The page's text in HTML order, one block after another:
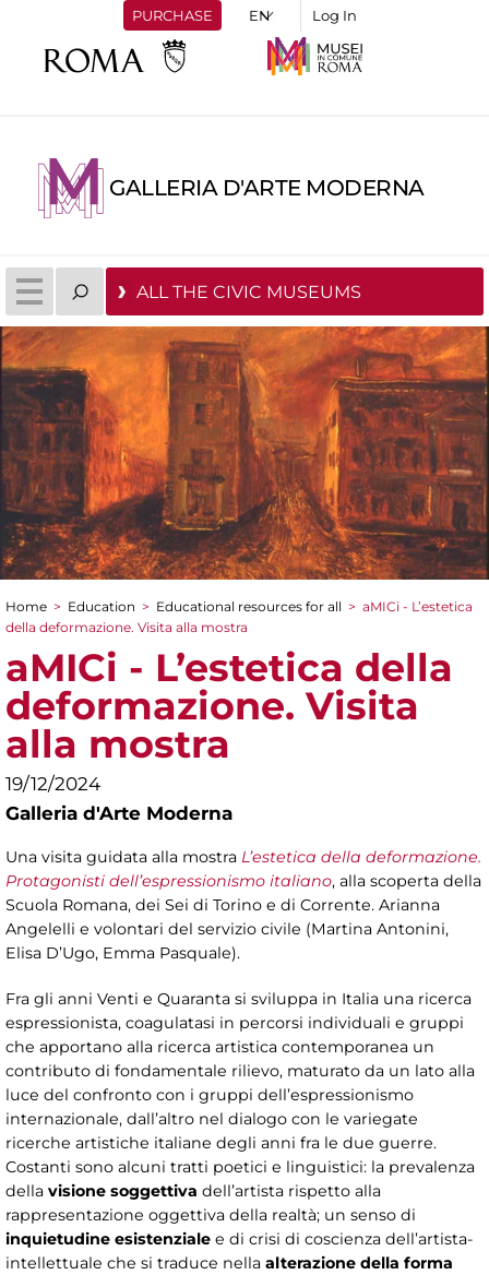
PURCHASE Log In
GALLERIA D'ARTE MODERNA
ALL THE CIVIC MUSEUMS
You are here
Home > Education > Educational resources for all > aMICi - L’estetica
della deformazione. Visita alla mostra
aMICi - L’estetica della
deformazione. Visita
alla mostra
19/12/2024
Galleria d'Arte Moderna
Una visita guidata alla mostra L’estetica della deformazione.
Protagonisti dell’espressionismo italiano, alla scoperta della
Scuola Romana, dei Sei di Torino e di Corrente. Arianna
Angelelli e volontari del servizio civile (Martina Antonini,
Elisa D’Ugo, Emma Pasquale).
Fra gli anni Venti e Quaranta si sviluppa in Italia una ricerca
espressionista, coagulatasi in percorsi individuali e gruppi
che apportano alla ricerca artistica contemporanea un
contributo di fondamentale rilievo, maturato da un lato alla
luce del confronto con i gruppi dell’espressionismo
internazionale, dall’altro nel dialogo con le variegate
ricerche artistiche italiane degli anni fra le due guerre.
Costanti sono alcuni tratti poetici e linguistici: la prevalenza
della visione soggettiva dell’artista rispetto alla
rappresentazione oggettiva della realtà; un senso di
inquietudine esistenziale e di crisi di coscienza dell’artista-
intellettuale che si traduce nella alterazione della forma